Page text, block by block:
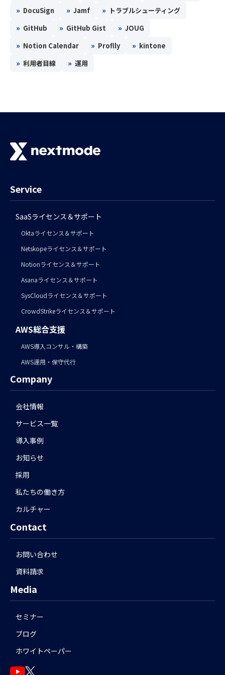
» DocuSign » Jamf » トラブルシューティング
» GitHub » GitHub Gist » JOUG
» Notion Calendar » Proflly » kintone
» 利用者目線 » 運用
Service
SaaSライセンス＆サポート
Oktaライセンス＆サポート
Netskopeライセンス＆サポート
Notionライセンス＆サポート
Asanaライセンス＆サポート
SysCloudライセンス＆サポート
CrowdStrikeライセンス＆サポート
AWS総合支援
AWS導入コンサル・構築
AWS運用・保守代行
Company
会社情報
サービス一覧
導入事例
お知らせ
採用
私たちの働き方
カルチャー
Contact
お問い合わせ
資料請求
Media
セミナー
ブログ
ホワイトペーパー